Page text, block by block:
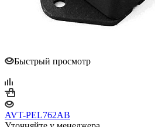
Быстрый просмотр
AVT-PEL762AB